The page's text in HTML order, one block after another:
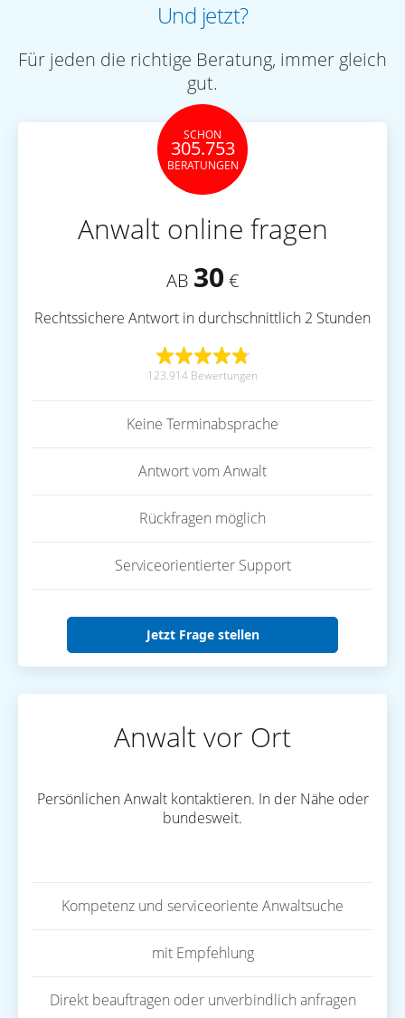
Und jetzt?
Für jeden die richtige Beratung, immer gleich
gut.
SCHON
305.753
BERATUNGEN
Anwalt online fragen
AB 30 €
Rechtssichere Antwort in durchschnittlich 2 Stunden
123.914 Bewertungen
Keine Terminabsprache
Antwort vom Anwalt
Rückfragen möglich
Serviceorientierter Support
Jetzt Frage stellen
Anwalt vor Ort
Persönlichen Anwalt kontaktieren. In der Nähe oder
bundesweit.
Kompetenz und serviceoriente Anwaltsuche
mit Empfehlung
Direkt beauftragen oder unverbindlich anfragen